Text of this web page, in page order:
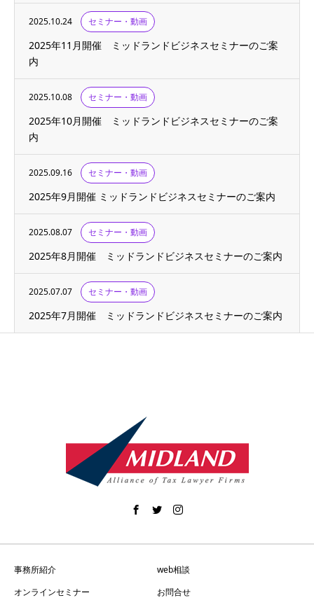
2025.10.24 セミナー・動画
2025年11月開催 ミッドランドビジネスセミナーのご案
内
2025.10.08 セミナー・動画
2025年10月開催 ミッドランドビジネスセミナーのご案
内
2025.09.16 セミナー・動画
2025年9月開催 ミッドランドビジネスセミナーのご案内
2025.08.07 セミナー・動画
2025年8月開催 ミッドランドビジネスセミナーのご案内
2025.07.07 セミナー・動画
2025年7月開催 ミッドランドビジネスセミナーのご案内
事務所紹介
web相談
オンラインセミナー
お問合せ